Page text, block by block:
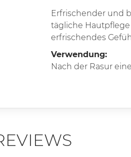
Erfrischender und
tägliche
erfrischendes
Verwendung:
Nach der Rasur